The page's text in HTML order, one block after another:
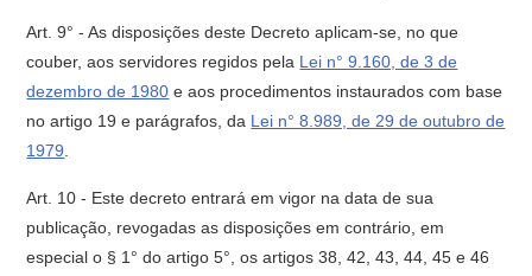
Art. 9° - As disposições deste Decreto aplicam-se, no que
couber, aos servidores regidos pela Lei n° 9.160, de 3 de
dezembro de 1980 e aos procedimentos instaurados com base
no artigo 19 e parágrafos, da Lei n° 8.989, de 29 de outubro de
1979
Art. 10 - Este decreto entrará em vigor na data de sua
publicação, revogadas as disposições em contrário, em
especial o § 1° do artigo 5°, os artigos 38, 42, 43, 44, 45 e 46